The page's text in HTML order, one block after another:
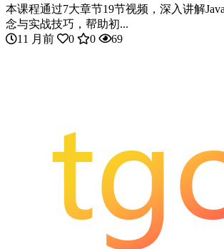
本课程通过7大章节19节视频，深入讲解
念与实战技巧，帮助初...
11 月前
0 0 69